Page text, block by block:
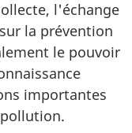
2009
mars
l'échange
la prévention
le pouvoir
importantes